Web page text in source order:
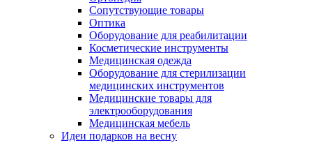
Сопутствующие товары
Оптика
Оборудование для реабилитации
Косметические инструменты
Медицинская одежда
Оборудование для стерилизации
медицинских инструментов
Медицинские товары для
электрооборудования
Медицинская мебель
Идеи подарков на весну